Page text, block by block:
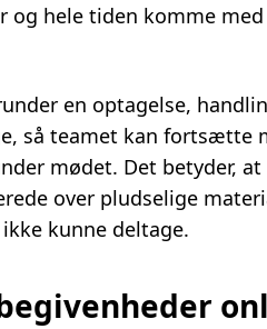
og hele tiden komme
en optagelse,
så teamet kan fortsætte
mødet. Det betyder,
over pludselige
kunne deltage.